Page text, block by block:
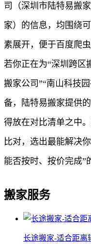
司（深圳市陆特易搬
家）的信息，均围绕
素展开，便于百度爬
若你正在为“深圳跨区
搬家公司”“南山科技
备，陆特易搬家提供
得放在对比清单之中
比对，选出最能解决
能否按时、按价完成”
搬家服务
长途搬家-适合距离